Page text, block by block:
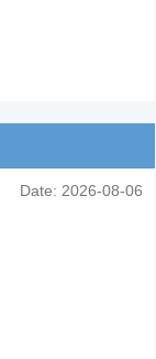
Date: 2026-08-06